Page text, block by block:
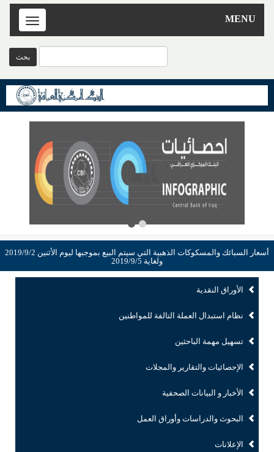
MENU
Toggle
أسعار السبائك والمسكوكات الذهبية التي سيتم البيع بموجبها ليوم الأثنين 2019/9/2
ولغاية 2019/9/5
الأوراق النقدية
نظام استبدال العملة التالفة للمواطنين
تسهيل مهمة الباحثين
الإحصائيات والتقارير والمجلات
الأخبار و البيانات الصحفية
البحوث والدراسات وأوراق العمل
الإعلانات